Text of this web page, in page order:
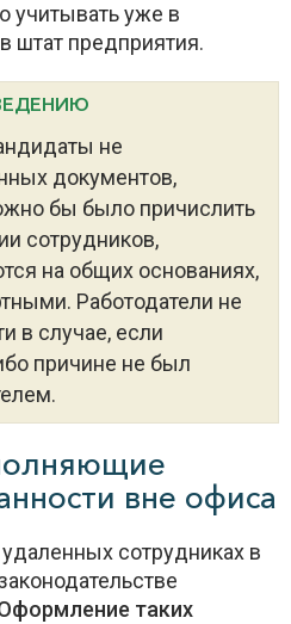
учитывать уже в
штат предприятия.
не
документов,
бы было причислить
сотрудников,
на общих основаниях,
Работодатели не
в случае, если
причине не был
вне офиса
сотрудниках в
таких